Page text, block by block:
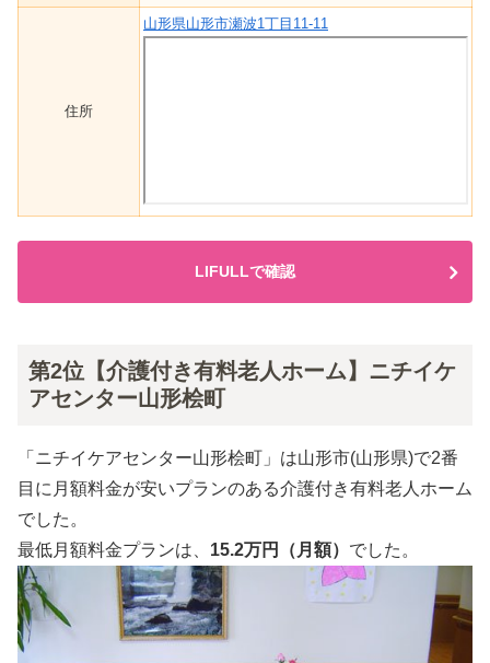
住所
山形県山形市瀬波1丁目11-11
LIFULLで確認
第2位【介護付き有料老人ホーム】ニチイケ
アセンター山形桧町
「ニチイケアセンター山形桧町」は山形市(山形県)で2番
目に月額料金が安いプランのある介護付き有料老人ホーム
でした。
最低月額料金プランは、 15.2万円（月額） でした。